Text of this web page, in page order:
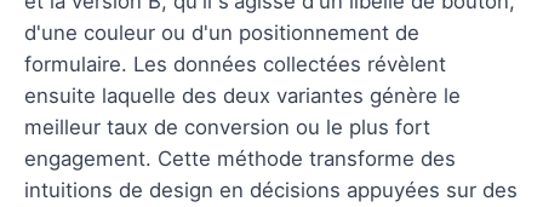
d'une couleur ou d'un positionnement de
formulaire. Les données collectées révèlent
ensuite laquelle des deux variantes génère le
meilleur taux de conversion ou le plus fort
engagement. Cette méthode transforme des
intuitions de design en décisions appuyées sur des